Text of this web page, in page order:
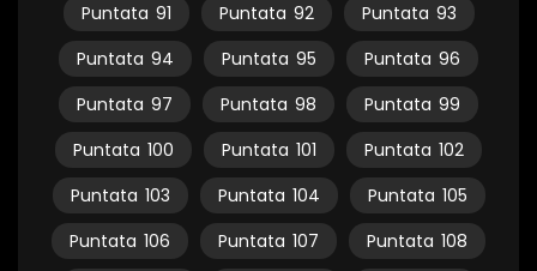
Puntata 91 Puntata 92 Puntata 93
Puntata 94 Puntata 95 Puntata 96
Puntata 97 Puntata 98 Puntata 99
Puntata 100 Puntata 101 Puntata 102
Puntata 103 Puntata 104 Puntata 105
Puntata 106 Puntata 107 Puntata 108